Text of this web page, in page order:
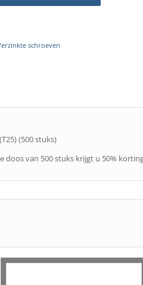
schroeven
(500 stuks)
doos van 500 stuks krijgt u 50%